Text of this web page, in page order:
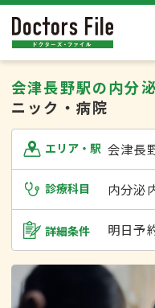
会津長野駅の内分
ニック・病院
エリア・駅 会津長
診療科目 内分泌
詳細条件 明日予